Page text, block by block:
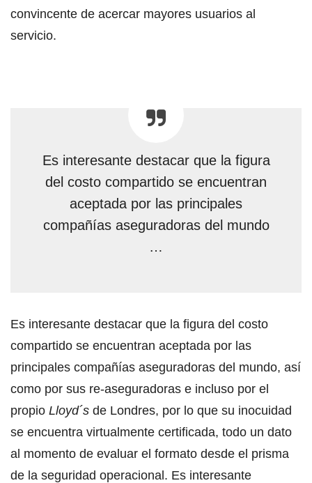
convincente de acercar mayores usuarios al
servicio.
Es interesante destacar que la figura
del costo compartido se encuentran
aceptada por las principales
compañías aseguradoras del mundo
…
Es interesante destacar que la figura del costo
compartido se encuentran aceptada por las
principales compañías aseguradoras del mundo, así
como por sus re-aseguradoras e incluso por el
propio Lloyd´s de Londres, por lo que su inocuidad
se encuentra virtualmente certificada, todo un dato
al momento de evaluar el formato desde el prisma
de la seguridad operacional. Es interesante